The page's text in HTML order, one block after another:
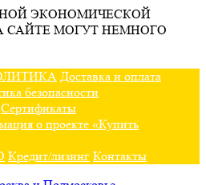
ЭКОНОМИЧЕСКОЙ
САЙТЕ МОГУТ НЕМНОГО
Доставка и оплата
безопасности
Сертификаты
о проекте «Купить
Кредит/лизинг Контакты